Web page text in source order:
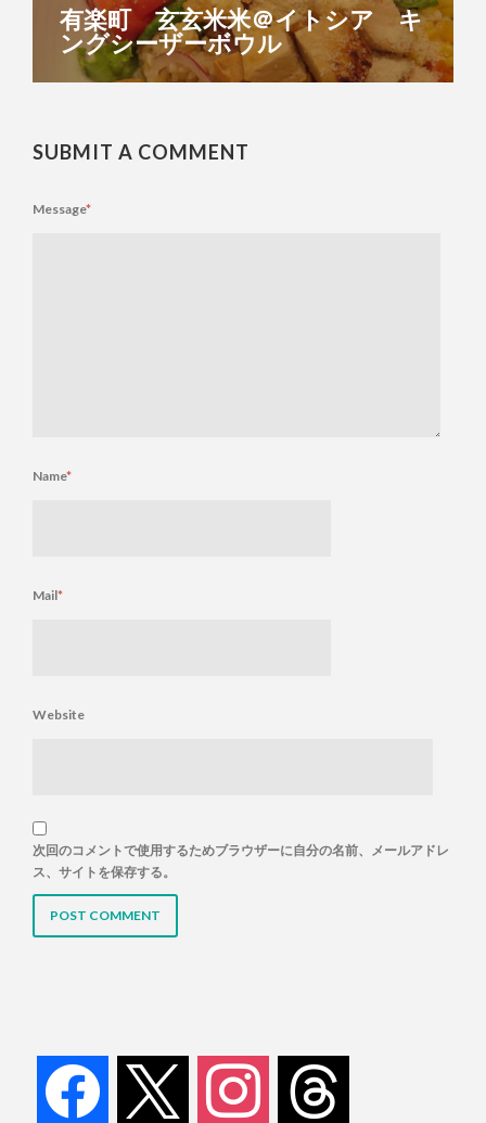
有楽町 玄玄米米＠イトシア キ
ングシーザーボウル
SUBMIT A COMMENT
Message*
Name*
Mail*
Website
次回のコメントで使用するためブラウザーに自分の名前、メールアドレ
ス、サイトを保存する。
facebook instagram threads